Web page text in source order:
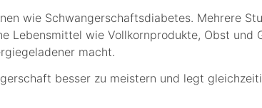
wie Schwangerschaftsdiabetes. Mehrere
Lebensmittel wie Vollkornprodukte, Obst und
macht.
besser zu meistern und legt